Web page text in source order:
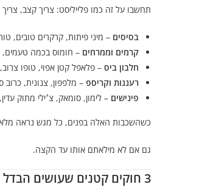
תחשבו על זה כמו פלייליסט: צריך קצב,
בסיסים – מיני פיתות, קרקרים טובים,
קרמים וממרחים – חומוס בכמה טעמים,
חלבון ביס – פלאפל קטן אפוי, טופו
רעננות וקריספ – מלפפון, צנונית, כרוב
פינישים – לימון, סומאק, צ׳ילי מתוק
כשהשכבות האלה בפנים, כל מגש נראה מלא
גם אם לא מילאתם אותו עד הקצה.
3 חוקים קטנים שעושים הבדל ענק (ושומרים על סדר בראש)